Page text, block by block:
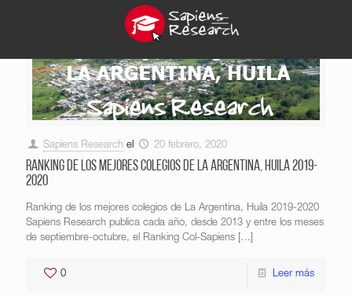
Sapiens Research el 20 febrero, 2020
Ranking de los mejores colegios de La Argentina, Huila 2019-
2020
Ranking de los mejores colegios de La Argentina, Huila 2019-2020
Sapiens Research publica cada año, desde 2013 y entre los meses
de septiembre-octubre, el Ranking Col-Sapiens […]
0 Leer más